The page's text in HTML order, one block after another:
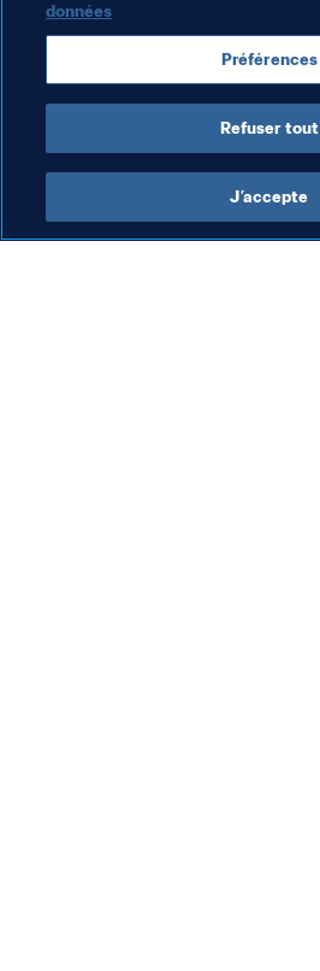
Thèmes en lien
Switzerland UEFA
données
Préférences
Refuser tout
J’accepte